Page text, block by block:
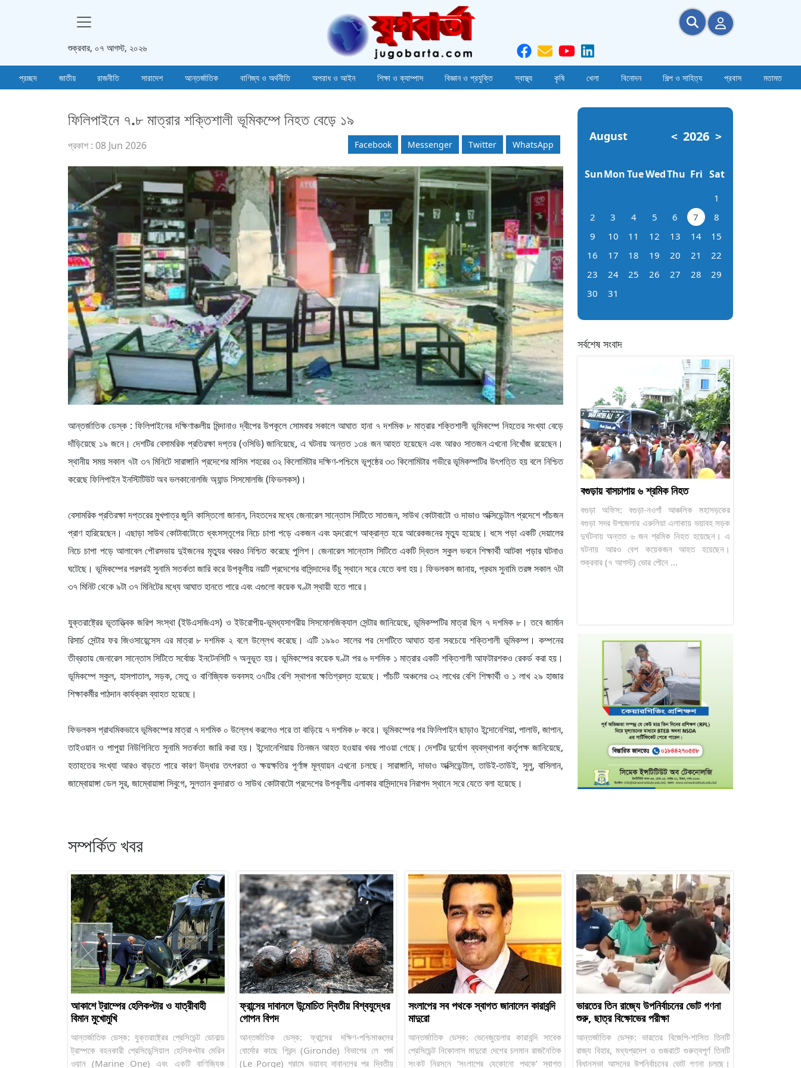
শুক্রবার, ০৭ আগস্ট, ২০২৬
প্রচ্ছদ জাতীয় রাজনীতি সারাদেশ আন্তর্জাতিক বাণিজ্য ও অর্থনীতি অপরাধ ও আইন শিক্ষা ও ক্যাম্পাস বিজ্ঞান ও প্রযুক্তি স্বাস্থ্য কৃষি খেলা বিনোদন শিল্প ও সাহিত্য প্রবাস মতামত
ফিলিপাইনে ৭.৮ মাত্রার শক্তিশালী ভূমিকম্পে নিহত বেড়ে ১৯
প্রকাশ : 08 Jun 2026 Facebook Messenger Twitter WhatsApp
আন্তর্জাতিক ডেস্ক : ফিলিপাইনের দক্ষিণাঞ্চলীয় মিন্দানাও দ্বীপের উপকূলে সোমবার সকালে আঘাত হানা ৭ দশমিক ৮ মাত্রার শক্তিশালী ভূমিকম্পে নিহতের সংখ্যা বেড়ে
দাঁড়িয়েছে ১৯ জনে। দেশটির বেসামরিক প্রতিরক্ষা দপ্তর (ওসিডি) জানিয়েছে, এ ঘটনায় অন্তত ১৩৪ জন আহত হয়েছেন এবং আরও সাতজন এখনো নিখোঁজ রয়েছেন।
স্থানীয় সময় সকাল ৭টা ৩৭ মিনিটে সারাঙ্গানি প্রদেশের মাসিম শহরের ৩২ কিলোমিটার দক্ষিণ-পশ্চিমে ভূপৃষ্ঠের ৩৩ কিলোমিটার গভীরে ভূমিকম্পটির উৎপত্তি হয় বলে নিশ্চিত
করেছে ফিলিপাইন ইনস্টিটিউট অব ভলকানোলজি অ্যান্ড সিসমোলজি (ফিভলকস)।
বেসামরিক প্রতিরক্ষা দপ্তরের মুখপাত্র জুনি কাস্তিলো জানান, নিহতদের মধ্যে জেনারেল সান্তোস সিটিতে সাতজন, সাউথ কোটাবাটো ও দাভাও অক্সিডেন্টাল প্রদেশে পাঁচজন
প্রাণ হারিয়েছেন। এছাড়া সাউথ কোটাবাটোতে ধ্বংসস্তূপের নিচে চাপা পড়ে একজন এবং হৃদরোগে আক্রান্ত হয়ে আরেকজনের মৃত্যু হয়েছে। ধসে পড়া একটি দেয়ালের
নিচে চাপা পড়ে আলাবেল পৌরসভায় দুইজনের মৃত্যুর খবরও নিশ্চিত করেছে পুলিশ। জেনারেল সান্তোস সিটিতে একটি দ্বিতল স্কুল ভবনে শিক্ষার্থী আটকা পড়ার ঘটনাও
ঘটেছে। ভূমিকম্পের পরপরই সুনামি সতর্কতা জারি করে উপকূলীয় নয়টি প্রদেশের বাসিন্দাদের উঁচু স্থানে সরে যেতে বলা হয়। ফিভলকস জানায়, প্রথম সুনামি তরঙ্গ সকাল ৭টা
৩৭ মিনিট থেকে ৯টা ৩৭ মিনিটের মধ্যে আঘাত হানতে পারে এবং এগুলো কয়েক ঘণ্টা স্থায়ী হতে পারে।
যুক্তরাষ্ট্রের ভূতাত্ত্বিক জরিপ সংস্থা (ইউএসজিএস) ও ইউরোপীয়-ভূমধ্যসাগরীয় সিসমোলজিক্যাল সেন্টার জানিয়েছে, ভূমিকম্পটির মাত্রা ছিল ৭ দশমিক ৮। তবে জার্মান
রিসার্চ সেন্টার ফর জিওসায়েন্সেস এর মাত্রা ৮ দশমিক ২ বলে উল্লেখ করেছে। এটি ১৯৯০ সালের পর দেশটিতে আঘাত হানা সবচেয়ে শক্তিশালী ভূমিকম্প। কম্পনের
তীব্রতায় জেনারেল সান্তোস সিটিতে সর্বোচ্চ ইনটেনসিটি ৭ অনুভূত হয়। ভূমিকম্পের কয়েক ঘণ্টা পর ৬ দশমিক ১ মাত্রার একটি শক্তিশালী আফটারশকও রেকর্ড করা হয়।
ভূমিকম্পে স্কুল, হাসপাতাল, সড়ক, সেতু ও বাণিজ্যিক ভবনসহ ৩৭টির বেশি স্থাপনা ক্ষতিগ্রস্ত হয়েছে। পাঁচটি অঞ্চলের ৩২ লাখের বেশি শিক্ষার্থী ও ১ লাখ ২৯ হাজার
শিক্ষাকর্মীর পাঠদান কার্যক্রম ব্যাহত হয়েছে।
ফিভলকস প্রাথমিকভাবে ভূমিকম্পের মাত্রা ৭ দশমিক ০ উল্লেখ করলেও পরে তা বাড়িয়ে ৭ দশমিক ৮ করে। ভূমিকম্পের পর ফিলিপাইন ছাড়াও ইন্দোনেশিয়া, পালাউ, জাপান,
তাইওয়ান ও পাপুয়া নিউগিনিতে সুনামি সতর্কতা জারি করা হয়। ইন্দোনেশিয়ায় তিনজন আহত হওয়ার খবর পাওয়া গেছে। দেশটির দুর্যোগ ব্যবস্থাপনা কর্তৃপক্ষ জানিয়েছে,
হতাহতের সংখ্যা আরও বাড়তে পারে কারণ উদ্ধার তৎপরতা ও ক্ষয়ক্ষতির পূর্ণাঙ্গ মূল্যায়ন এখনো চলছে। সারাঙ্গানি, দাভাও অক্সিডেন্টাল, তাউই-তাউই, সুলু, বাসিলান,
জাম্বোয়াঙ্গা ডেল সুর, জাম্বোয়াঙ্গা সিবুগে, সুলতান কুদারাত ও সাউথ কোটাবাটো প্রদেশের উপকূলীয় এলাকার বাসিন্দাদের নিরাপদ স্থানে সরে যেতে বলা হয়েছে।
August < 2026 >
SunMonTueWedThu Fri Sat
1
2
3 4 5 6 7
8
9
10 11 12 13 14
15
16
17 18 19 20 21
22
23
24 25 26 27 28
29
30
31
সর্বশেষ সংবাদ
বগুড়ায় বাসচাপায় ৬ শ্রমিক নিহত
বগুড়া অফিস: বগুড়া-নওগাঁ আঞ্চলিক মহাসড়কের
বগুড়া সদর উপজেলার এরুলিয়া এলাকায় ভয়াবহ সড়ক
দুর্ঘটনায় অন্তত ৬ জন শ্রমিক নিহত হয়েছেন। এ
ঘটনায় আরও বেশ কয়েকজন আহত হয়েছেন।
শুক্রবার (৭ আগস্ট) ভোর পৌনে ...
সম্পর্কিত খবর
আকাশে ট্রাম্পের হেলিকপ্টার ও যাত্রীবাহী
বিমান মুখোমুখি
আন্তর্জাতিক ডেস্ক: যুক্তরাষ্ট্রের প্রেসিডেন্ট ডোনাল্ড
ট্রাম্পকে বহনকারী প্রেসিডেন্সিয়াল হেলিকপ্টার মেরিন
ওয়ান (Marine One) এবং একটি বাণিজ্যিক
ফ্রান্সের দাবানলে উন্মোচিত দ্বিতীয় বিশ্বযুদ্ধের
গোপন বিপদ
আন্তর্জাতিক ডেস্ক: ফ্রান্সের দক্ষিণ-পশ্চিমাঞ্চলের
বোর্দোর কাছে গিরন্দ (Gironde) বিভাগের লে পর্জ
(Le Porge) গ্রামে ভয়াবহ দাবানলের পর দ্বিতীয়
সংলাপের সব পথকে স্বাগত জানালেন কারাবন্দি
মাদুরো
আন্তর্জাতিক ডেস্ক: ভেনেজুয়েলার কারাবন্দি সাবেক
প্রেসিডেন্ট নিকোলাস মাদুরো দেশের চলমান রাজনৈতিক
সংকট নিরসনে ‘সংলাপের যেকোনো পথকে’ স্বাগত
ভারতের তিন রাজ্যে উপনির্বাচনের ভোট গণনা
শুরু, ছাত্র বিক্ষোভের পরীক্ষা
আন্তর্জাতিক ডেস্ক: ভারতের বিজেপি-শাসিত তিনটি
রাজ্য বিহার, মধ্যপ্রদেশ ও গুজরাটে গুরুত্বপূর্ণ তিনটি
বিধানসভা আসনের উপনির্বাচনের ভোট গণনা চলছে।